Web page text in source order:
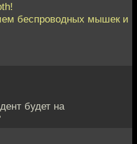
беспроводных мышек и
будет на